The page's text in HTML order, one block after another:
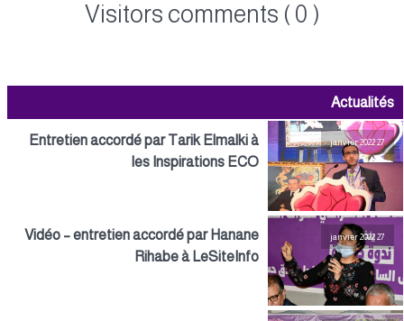
Visitors comments ( 0 )
Actualités
27 janvier 2022
Entretien accordé par Tarik Elmalki à
les Inspirations ECO
27 janvier 2022
Vidéo – entretien accordé par Hanane
Rihabe à LeSiteInfo